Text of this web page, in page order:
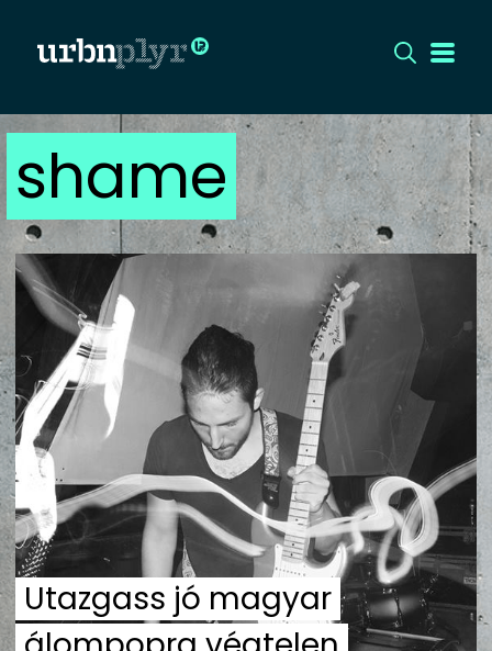
CÍMLAP
DIZÁJN
DIVAT
HIP
KULT
UTCA
ZENE
MÉDIAAJÁNLAT
IMPRESSZUM
PR-ARCHÍVUM
ADATKEZELÉSI TÁJÉKOZTATÓ
shame
Utazgass jó magyar